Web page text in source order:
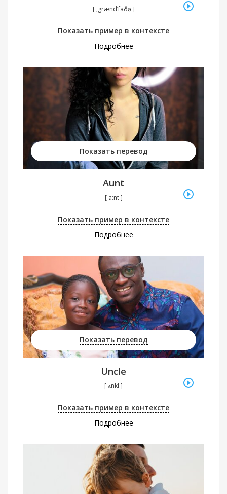
[ ‚grænd’faðə ]
Показать пример в контексте
Подробнее
Показать перевод
Aunt
[ a:nt ]
Показать пример в контексте
Подробнее
Показать перевод
Uncle
[ ʌnkl ]
Показать пример в контексте
Подробнее